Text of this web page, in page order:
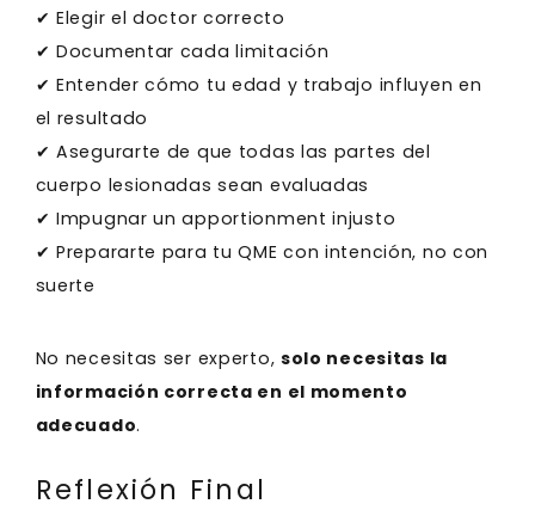
✔ Elegir el doctor correcto
✔ Documentar cada limitación
✔ Entender cómo tu edad y trabajo influyen en
el resultado
✔ Asegurarte de que todas las partes del
cuerpo lesionadas sean evaluadas
✔ Impugnar un apportionment injusto
✔ Prepararte para tu QME con intención, no con
suerte
No necesitas ser experto, solo necesitas la
información correcta en el momento
adecuado.
Reflexión Final